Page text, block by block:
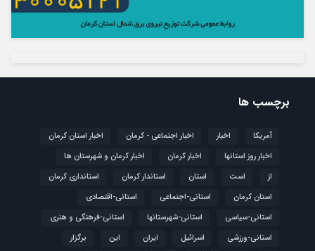
برچسب ها
آمریکا اخبار اخبار اجتماعی - کرمان
اخبار استان کرمان
اخبار روز استانها
اخبار کرمان
اخبار کرمان و شهرستان ها
از
است استان استاندار کرمان
استانداری کرمان
استان کرمان
استانی-اجتماعی
استانی-اقتصادی
استانی-سیاسی
استانی-شهرستانها
استانی-فرهنگی و هنری
استانی-ورزشی
اسرائیل ایران این
برگزار